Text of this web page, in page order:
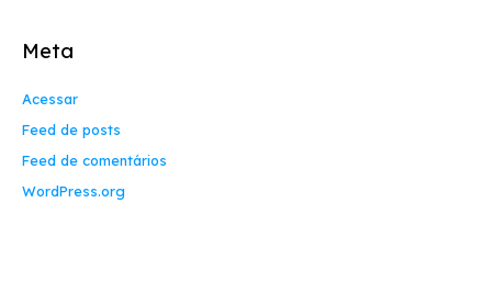
Meta
Acessar
Feed de posts
Feed de comentários
WordPress.org